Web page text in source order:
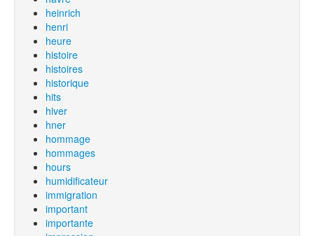
heinrich
henri
heure
histoire
histoires
historique
hits
hiver
hner
hommage
hommages
hours
humidificateur
immigration
important
importante